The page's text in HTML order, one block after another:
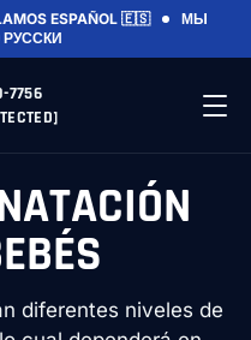
ESPAÑOL 🇪🇸
МЫ
7756
diferentes niveles de